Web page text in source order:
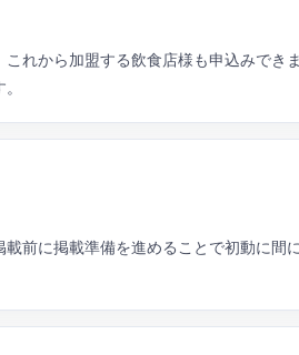
れから加盟する飲食店様も申込みでき
前に掲載準備を進めることで初動に間